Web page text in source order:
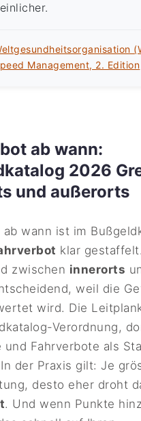
Management, 2. Edition
ab wann:
2026
und außerorts
ab wann ist im
klar
zwischen innerorts
weil die
wird. Die
Verordnung,
und Fahrverbote als
der Praxis gilt: Je
desto eher droht
. Und wenn Punkte